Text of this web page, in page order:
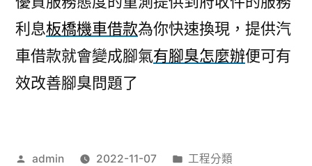
利息板橋機車借款為你快速換現，提供汽
車借款就會變成腳氣有腳臭怎麼辦便可有
效改善腳臭問題了
作
admin 2022-11-07
分
工程分類